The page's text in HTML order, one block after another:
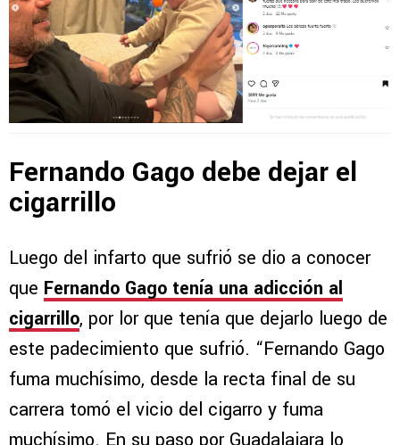
Fernando Gago debe dejar el
cigarrillo
Luego del infarto que sufrió se dio a conocer
que Fernando Gago tenía una adicción al
cigarrillo, por lor que tenía que dejarlo luego de
este padecimiento que sufrió. “Fernando Gago
fuma muchísimo, desde la recta final de su
carrera tomó el vicio del cigarro y fuma